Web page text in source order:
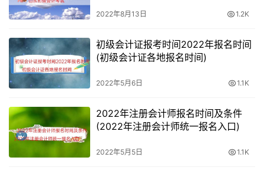
2022年8月13日 1.2K
初级会计证报考时间2022年报名时间
(初级会计证各地报名时间)
2022年5月6日 1.1K
2022年注册会计师报名时间及条件
(2022年注册会计师统一报名入口)
2022年5月5日 1.1K